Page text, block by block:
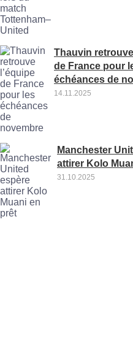
Thauvin
de France pour
échéances de
14.11.2025
Manchester
attirer Kolo
31.10.2025